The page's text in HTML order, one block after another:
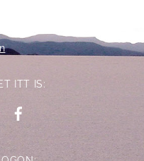
tájékoztató
ITT IS:
Instagram